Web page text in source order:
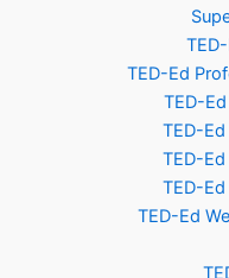
TED-Ed
TED-
TED-
TED-
TED-
TED-Ed